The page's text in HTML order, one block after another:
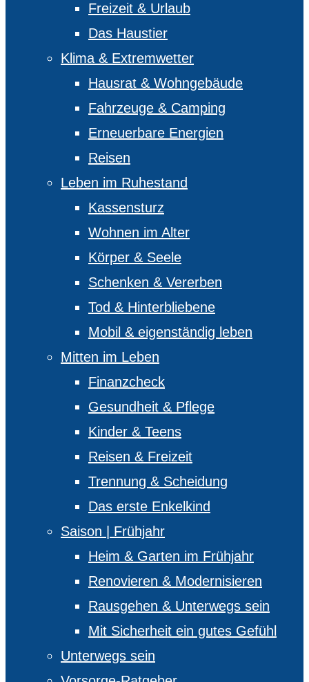
Freizeit & Urlaub
Das Haustier
Klima & Extremwetter
Hausrat & Wohngebäude
Fahrzeuge & Camping
Erneuerbare Energien
Reisen
Leben im Ruhestand
Kassensturz
Wohnen im Alter
Körper & Seele
Schenken & Vererben
Tod & Hinterbliebene
Mobil & eigenständig leben
Mitten im Leben
Finanzcheck
Gesundheit & Pflege
Kinder & Teens
Reisen & Freizeit
Trennung & Scheidung
Das erste Enkelkind
Saison | Frühjahr
Heim & Garten im Frühjahr
Renovieren & Modernisieren
Rausgehen & Unterwegs sein
Mit Sicherheit ein gutes Gefühl
Unterwegs sein